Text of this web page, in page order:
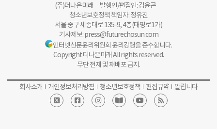
(주)더나은미래 발행인/편집인: 김윤곤
청소년보호정책 책임자: 정유진
서울 중구 세종대로 135-9, 4층(태평로1가)
기사제보:press@futurechosun.com
인터넷신문윤리위원회 윤리강령을 준수합니다.
Copyright 더나은미래 All rights reserved.
무단 전재 및 재배포 금지.
회사소개 개인정보처리방침 청소년보호정책 편집규약 알립니다